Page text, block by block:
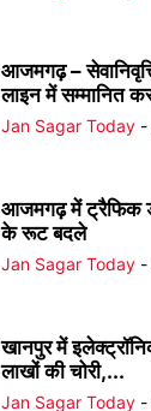
आजमगढ़ –
लाइन में सम्मानित
Jan Sagar Today -
आजमगढ़ में ट्रैफिक
के रूट बदले
Jan Sagar Today -
खानपुर में
लाखों की चोरी,...
Jan Sagar Today -